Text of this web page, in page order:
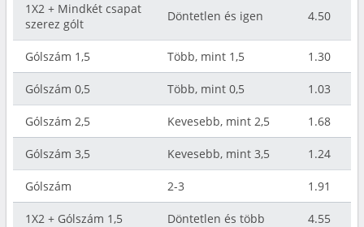
1X2 + Mindkét csapat
szerez gólt
Döntetlen és igen 4.50
Gólszám 1,5 Több, mint 1,5 1.30
Gólszám 0,5 Több, mint 0,5 1.03
Gólszám 2,5 Kevesebb, mint 2,5 1.68
Gólszám 3,5 Kevesebb, mint 3,5 1.24
Gólszám 2-3 1.91
1X2 + Gólszám 1,5 Döntetlen és több 4.55